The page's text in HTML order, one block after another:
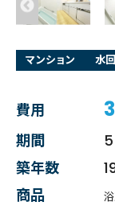
マンション 水
費用
期間
築年数
商品